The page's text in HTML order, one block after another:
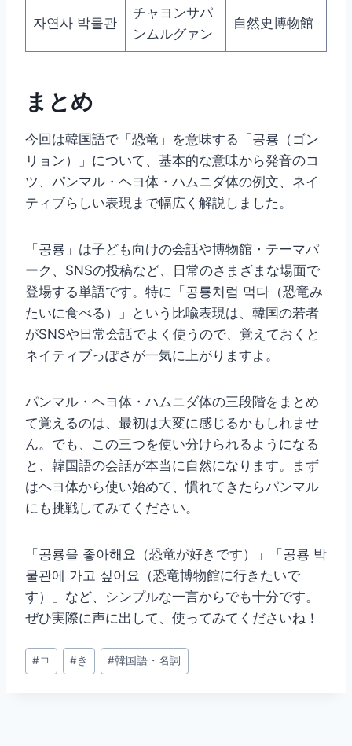
자연사 박물관
チャヨンサパ
ンムルグァン
自然史博物館
まとめ
今回は韓国語で「恐竜」を意味する「공룡（ゴン
リョン）」について、基本的な意味から発音のコ
ツ、パンマル・ヘヨ体・ハムニダ体の例文、ネイ
ティブらしい表現まで幅広く解説しました。
「공룡」は子ども向けの会話や博物館・テーマパ
ーク、SNSの投稿など、日常のさまざまな場面で
登場する単語です。特に「공룡처럼 먹다（恐竜み
たいに食べる）」という比喩表現は、韓国の若者
がSNSや日常会話でよく使うので、覚えておくと
ネイティブっぽさが一気に上がりますよ。
パンマル・ヘヨ体・ハムニダ体の三段階をまとめ
て覚えるのは、最初は大変に感じるかもしれませ
ん。でも、この三つを使い分けられるようになる
と、韓国語の会話が本当に自然になります。まず
はヘヨ体から使い始めて、慣れてきたらパンマル
にも挑戦してみてください。
「공룡을 좋아해요（恐竜が好きです）」「공룡 박
물관에 가고 싶어요（恐竜博物館に行きたいで
す）」など、シンプルな一言からでも十分です。
ぜひ実際に声に出して、使ってみてくださいね！
投
稿
#ㄱ #き #韓国語・名詞